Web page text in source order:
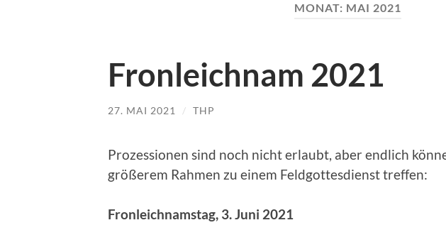
MONAT: MAI 2021
Fronleichnam 2021
27. MAI 2021 / THP
Prozessionen sind noch nicht erlaubt, aber endlich
größerem Rahmen zu einem Feldgottesdienst treffen:
Fronleichnamstag, 3. Juni 2021